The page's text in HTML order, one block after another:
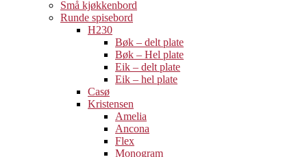
Små kjøkkenbord
Runde spisebord
H230
Bøk – delt plate
Bøk – Hel plate
Eik – delt plate
Eik – hel plate
Casø
Kristensen
Amelia
Ancona
Flex
Monogram